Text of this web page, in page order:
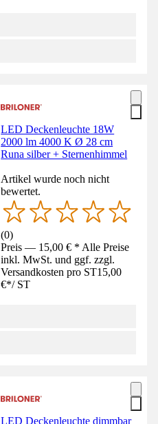
LED Deckenleuchte 18W
2000 lm 4000 K Ø 28 cm
Runa silber + Sternenhimmel
Artikel wurde noch nicht
bewertet.
(0)
Preis — 15,00 € * Alle Preise
inkl. MwSt. und ggf. zzgl.
Versandkosten pro ST15,00
€*/ ST
LED Deckenleuchte dimmbar